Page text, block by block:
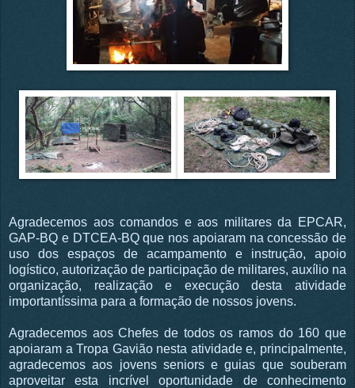
Agradecemos aos comandos e aos militares da EPCAR,
GAP-BQ e DTCEA-BQ que nos apoiaram na concessão de
uso dos espaços de acampamento e instrução, apoio
logístico, autorização de participação de militares, auxílio na
organização, realização e execução desta atividade
importantíssima para a formação de nossos jovens.
Agradecemos aos Chefes de todos os ramos do 160 que
apoiaram a Tropa Gavião nesta atividade e, principalmente,
agradecemos aos jovens seniors e guias que souberam
aproveitar esta incrível oportunidade de conhecimento